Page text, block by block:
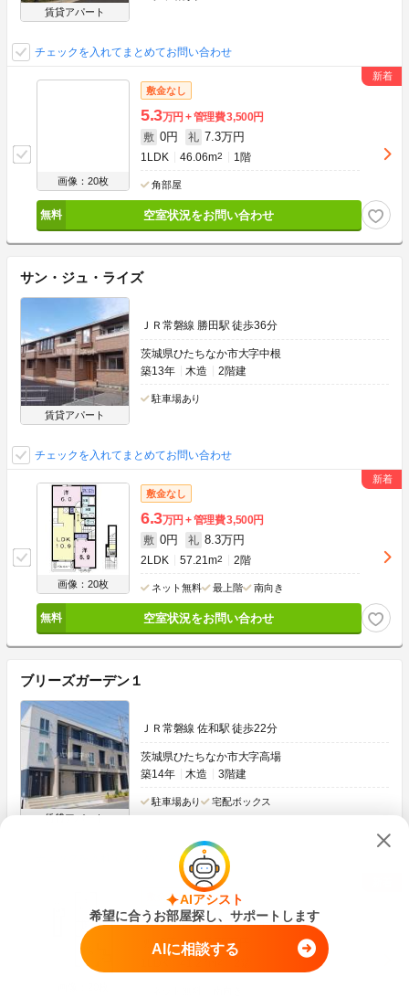
賃貸アパート
チェックを入れてまとめてお問い合わせ
画像：20枚
敷金なし
5.3万円 管理費3,500円
敷 0円 礼 7.3万円
1LDK 46.06m2 1階
角部屋
空室状況をお問い合わせ
サン・ジュ・ライズ
賃貸アパート
ＪＲ常磐線 勝田駅 徒歩36分
茨城県ひたちなか市大字中根
築13年
木造 2階建
駐車場あり
チェックを入れてまとめてお問い合わせ
画像：20枚
敷金なし
6.3万円 管理費3,500円
敷 0円 礼 8.3万円
2LDK 57.21m2 2階
ネット無料 最上階 南向き
空室状況をお問い合わせ
ブリーズガーデン１
賃貸アパート
ＪＲ常磐線 佐和駅 徒歩22分
茨城県ひたちなか市大字高場
築14年
木造 3階建
駐車場あり 宅配ボックス
チェックを入れてまとめてお問い合わせ
敷金なし
5.75万円 管理費2,300円
0円 礼 7.75万円
AIアシスト
希望に合うお部屋探し、サポートします
AIに相談する